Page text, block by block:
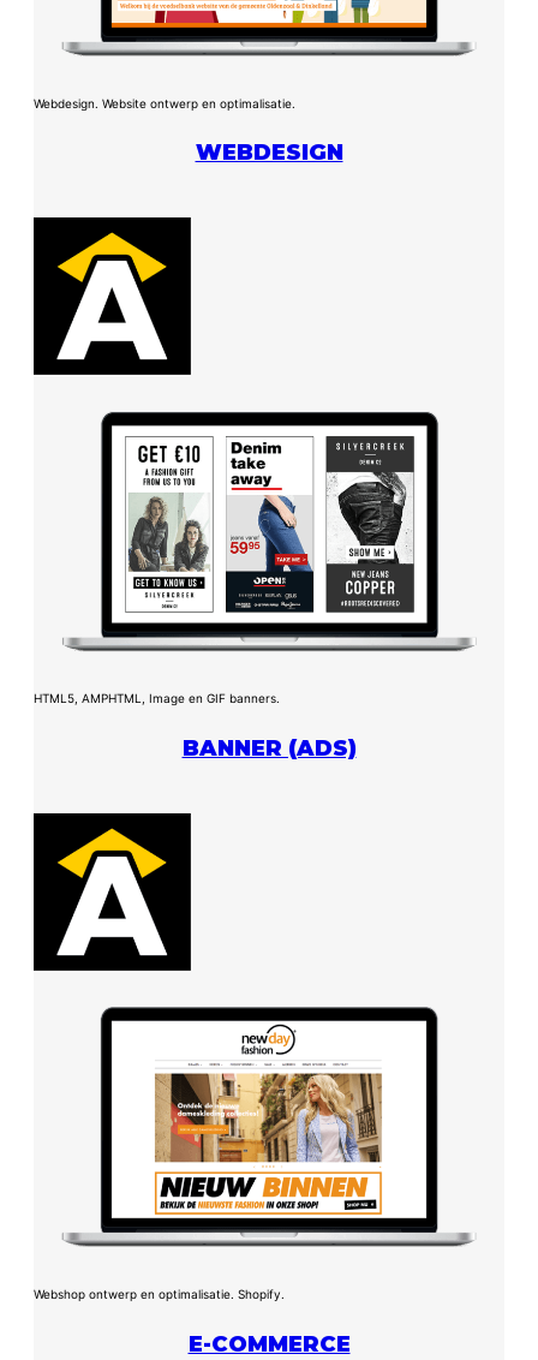
Webdesign. Website ontwerp en optimalisatie.
WEBDESIGN
HTML5, AMPHTML, Image en GIF banners.
BANNER (ADS)
Webshop ontwerp en optimalisatie. Shopify.
E-COMMERCE